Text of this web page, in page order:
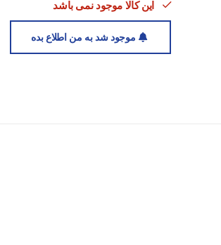
این کالا موجود نمی باشد
موجود شد به من اطلاع بده